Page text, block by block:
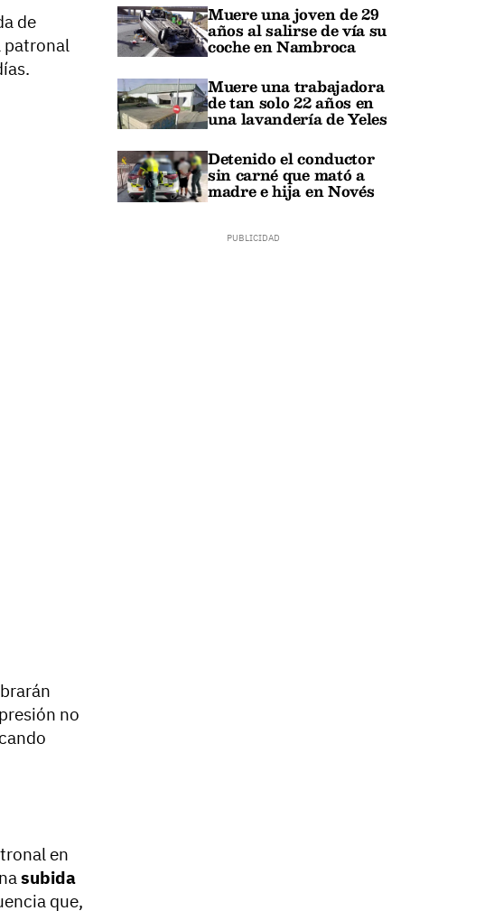
de
patronal
no
en
subida
que,
Muere una joven de 29
años al salirse de vía su
coche en Nambroca
Muere una trabajadora
de tan solo 22 años en
una lavandería de Yeles
Detenido el conductor
sin carné que mató a
madre e hija en Novés